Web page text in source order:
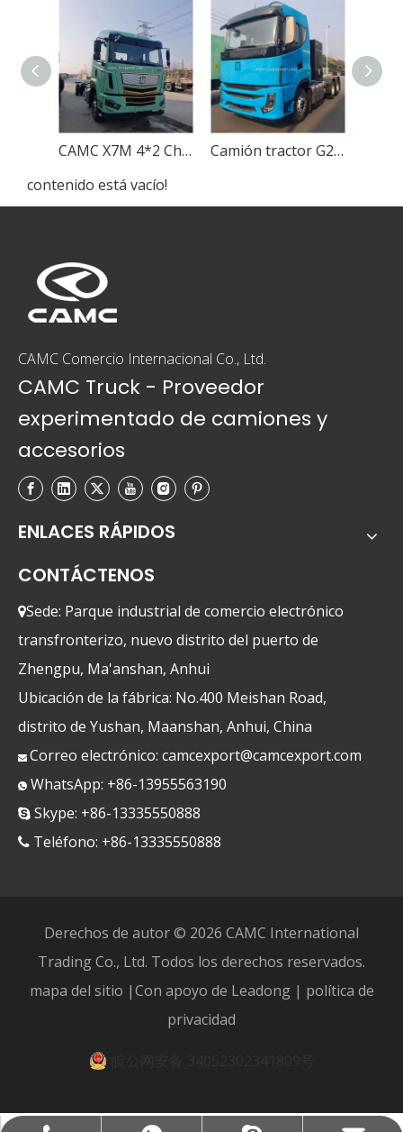
CAMC X7M 4*2 Chasis de camión de carga de rango extendido de metanol con tracción superior izquierda plana
Camión tractor G2 azul 6×4 metanol con autonomía extendida y volante a la izquierda
contenido está vacío!
CAMC Comercio Internacional Co., Ltd.
CAMC Truck - Proveedor
experimentado de camiones y
accesorios
ENLACES RÁPIDOS
CONTÁCTENOS
Sede: Parque industrial de comercio electrónico
transfronterizo, nuevo distrito del puerto de
Zhengpu, Ma'anshan, Anhui
Ubicación de la fábrica: No.400 Meishan Road,
distrito de Yushan, Maanshan, Anhui, China
 Correo electrónico: camcexport@camcexport.com
 WhatsApp: +86-13955563190
 Skype: +86-13335550888
 Teléfono: +86-13335550888
Derechos de autor © 2026 CAMC International
Trading Co., Ltd. Todos los derechos reservados.
mapa del sitio |Con apoyo de Leadong| política de
privacidad